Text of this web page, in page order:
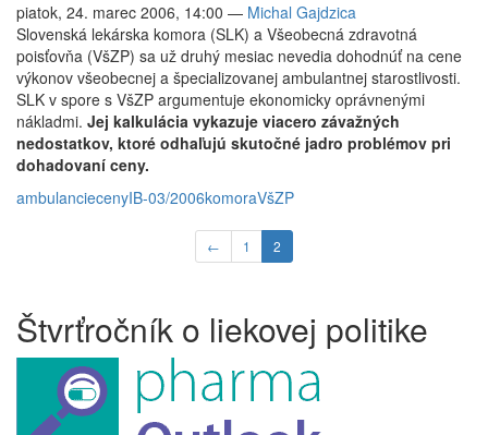
piatok, 24. marec 2006, 14:00 — Michal Gajdzica
Slovenská lekárska komora (SLK) a Všeobecná zdravotná
poisťovňa (VšZP) sa už druhý mesiac nevedia dohodnúť na cene
výkonov všeobecnej a špecializovanej ambulantnej starostlivosti.
SLK v spore s VšZP argumentuje ekonomicky oprávnenými
nákladmi. Jej kalkulácia vykazuje viacero závažných
nedostatkov, ktoré odhaľujú skutočné jadro problémov pri
dohadovaní ceny.
ambulanciecenyIB-03/2006komoraVšZP
← 1 2
Štvrťročník o liekovej politike